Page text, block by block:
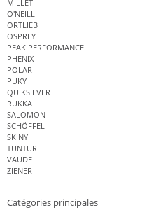
MILLET
O'NEILL
ORTLIEB
OSPREY
PEAK PERFORMANCE
PHENIX
POLAR
PUKY
QUIKSILVER
RUKKA
SALOMON
SCHÖFFEL
SKINY
TUNTURI
VAUDE
ZIENER
Catégories principales